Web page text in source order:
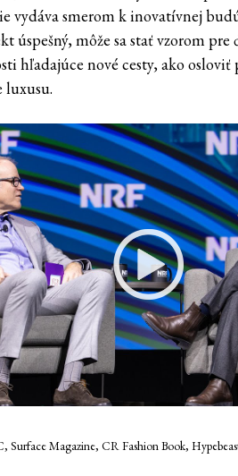
vydáva smerom k inovatívnej
úspešný, môže sa stať vzorom pre
hľadajúce nové cesty, ako
luxusu.
Surface Magazine, CR Fashion Book,